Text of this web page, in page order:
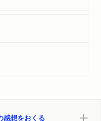
感想をおくる